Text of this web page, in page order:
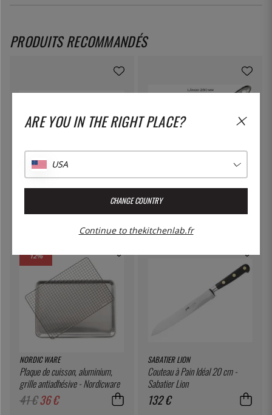
KARIMATTO
Couteau à pain 20cm - Karimatto
50 €
ÖSTLIN
Cuillère gastro / cuillère de
service
7 €
12%
NORDIC WARE
Plaque de cuisson, aluminium,
grille antiadhésive - Nordicware
41 €36 €
SABATIER LION
Couteau à Pain Idéal 20 cm -
Sabatier Lion
132 €
PRODUITS RECOMMANDÉS
ARE YOU IN THE RIGHT PLACE?
USA
CHANGE COUNTRY
Continue to thekitchenlab.fr